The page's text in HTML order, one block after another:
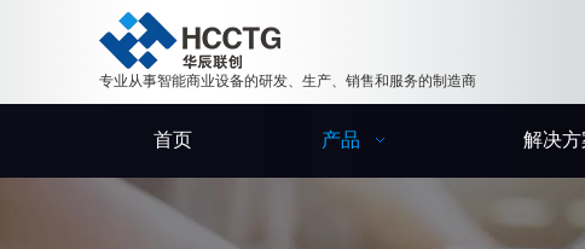
专业从事智能商业设备的研发、生产、销售和服务的制造商
首页 产品 解决